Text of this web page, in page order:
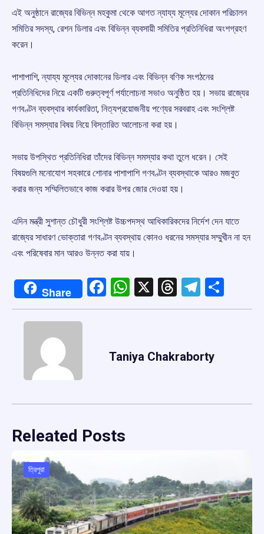
এই অনুষ্ঠানে রাজ্যের বিভিন্ন মহকুমা থেকে আগত ন্যায্য মূল্যের দোকান পরিচালন
সমিতির সদস্য, রেশন ডিলার এবং বিভিন্ন ব্যবসায়ী সমিতির প্রতিনিধিরা অংশগ্রহণ
করেন।
পাশাপাশি, ন্যায্য মূল্যের দোকানের ডিলার এবং বিভিন্ন বণিক সংগঠনের
প্রতিনিধিদের নিয়ে একটি গুরুত্বপূর্ণ পর্যালোচনা সভাও অনুষ্ঠিত হয়। সভায় রাজ্যের
গণবণ্টন ব্যবস্থার কার্যকারিতা, নিত্যপ্রয়োজনীয় পণ্যের সরবরাহ এবং সংশ্লিষ্ট
বিভিন্ন সমস্যার বিষয় নিয়ে বিস্তারিত আলোচনা করা হয়।
সভায় উপস্থিত প্রতিনিধিরা তাঁদের বিভিন্ন সমস্যার কথা তুলে ধরেন। সেই
বিষয়গুলি মনোযোগ সহকারে শোনার পাশাপাশি গণবণ্টন ব্যবস্থাকে আরও মজবুত
করার জন্য সম্মিলিতভাবে কাজ করার উপর জোর দেওয়া হয়।
এদিন মন্ত্রী সুশান্ত চৌধুরী সংশ্লিষ্ট উচ্চপদস্থ আধিকারিকদের নির্দেশ দেন যাতে
রাজ্যের সাধারণ ভোক্তারা গণবণ্টন ব্যবস্থায় কোনও ধরনের সমস্যার সম্মুখীন না হন
এবং পরিষেবার মান আরও উন্নত করা যায়।
Share Facebook
WhatsApp
X Threads
Taniya Chakraborty
Releated Posts
ত্রিপুরা